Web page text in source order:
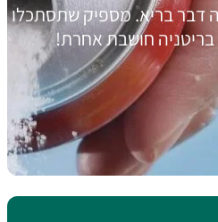
דבר בריא. מספיק שתסתכלו
בריטניה חושבת אחרת!